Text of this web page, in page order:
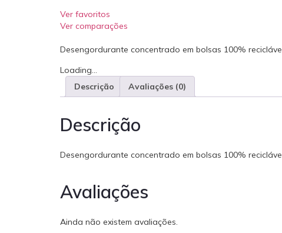
Ver favoritos
Ver comparações
Desengordurante concentrado em bolsas 100%
Loading...
Descrição
Avaliações (0)
Descrição
Desengordurante concentrado em bolsas 100%
Avaliações
Ainda não existem avaliações.